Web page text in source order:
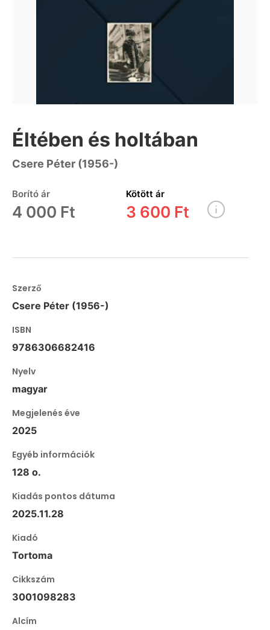
Éltében és holtában
Csere Péter (1956-)
Borító ár
4 000 Ft
Kötött ár
3 600 Ft
Szerző
Csere Péter (1956-)
ISBN
9786306682416
Nyelv
magyar
Megjelenés éve
2025
Egyéb információk
128 o.
Kiadás pontos dátuma
2025.11.28
Kiadó
Tortoma
Cikkszám
3001098283
Alcím